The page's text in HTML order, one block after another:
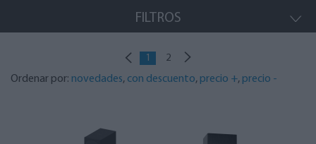
FILTROS
1 2
Ordenar por: novedades, con descuento, precio +, precio -